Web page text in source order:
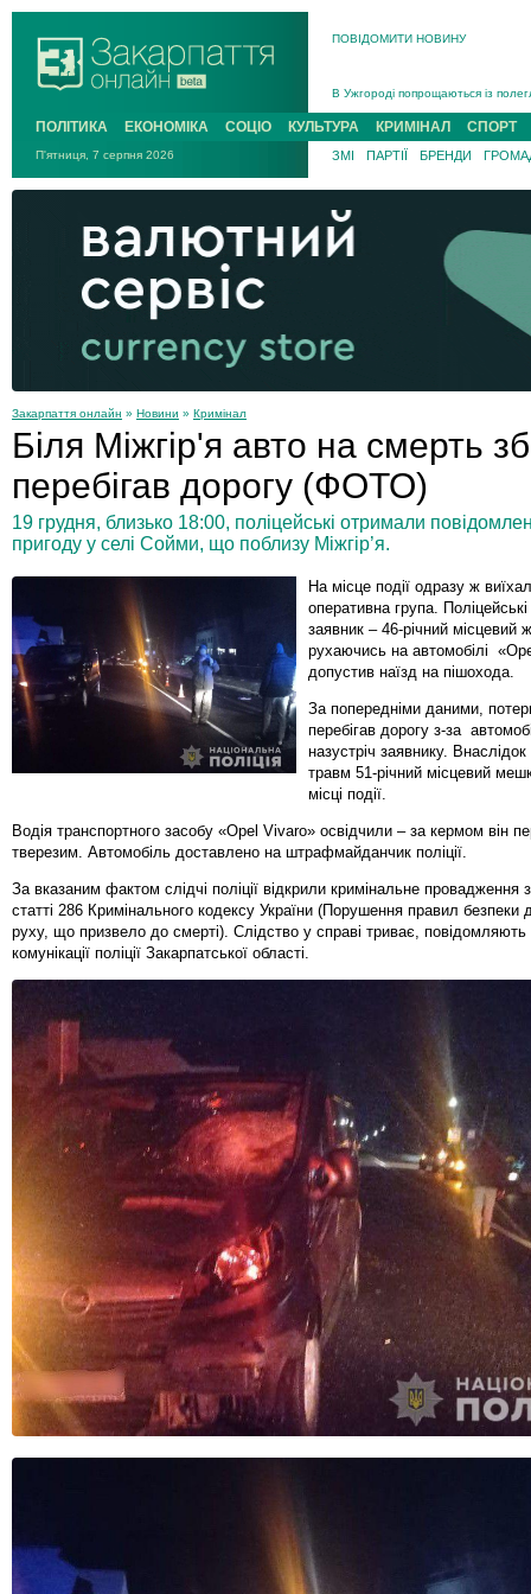
ПОВІДОМИТИ НОВИНУ
В Ужгороді попрощаються із
В Ужгороді 5 серпня
Підтвердили загибель
На війні з рф поліг військовий з
На Хустщині внаслідок ДТП за
Інструктора районного ТЦК на
ПОЛІТИКА ЕКОНОМІКА СОЦІО КУЛЬТУРА КРИМІНАЛ СПОРТ
П'ятниця, 7 серпня 2026 ЗМІ ПАРТІЇ БРЕНДИ
Закарпаття онлайн » Новини » Кримінал
Біля Міжгір'я авто на смерть
перебігав дорогу (ФОТО)
19 грудня, близько 18:00, поліцейські отримали
пригоду у селі Сойми, що поблизу Міжгір’я.
На місце події одразу ж
оперативна група.
заявник – 46-річний місцевий
рухаючись на автомобілі
допустив наїзд на пішохода.
За попередніми даними,
перебігав дорогу з-за
назустріч заявнику.
травм 51-річний місцевий
місці події.
Водія транспортного засобу «Opel Vivaro» освідчили – за кермом він
тверезим. Автомобіль доставлено на штрафмайданчик поліції.
За вказаним фактом слідчі поліції відкрили кримінальне провадження
статті 286 Кримінального кодексу України (Порушення правил безпеки
руху, що призвело до смерті). Слідство у справі триває, повідомляють
комунікації поліції Закарпатської області.